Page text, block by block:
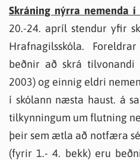
Skráning nýrra nemenda í
20.-24. apríl stendur yfir
Hrafnagilsskóla.
beðnir að skrá
2003) og einnig eldri
í skólann næsta haust. á
tilkynningum um flutning
þeir sem ætla að notfæra
(fyrir 1.- 4. bekk) eru